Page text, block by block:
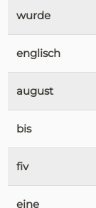
wurde
englisch
august
bis
fiv
eine